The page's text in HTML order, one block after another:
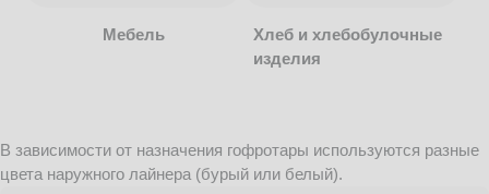
Мебель
Хлеб и хлебобулочные
изделия
В зависимости от назначения гофротары используются разные
цвета наружного лайнера (бурый или белый).